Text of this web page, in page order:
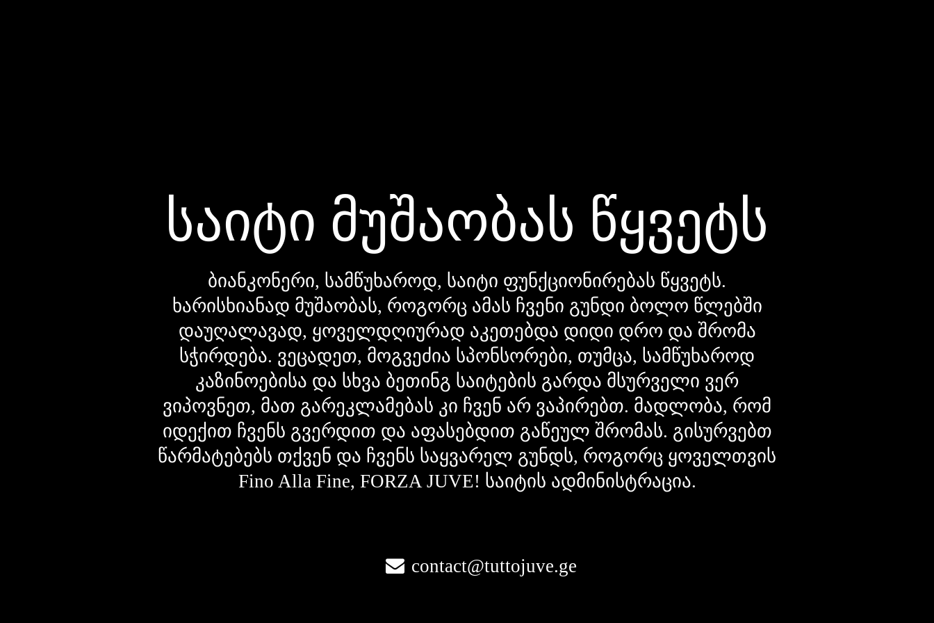
საიტი მუშაობას წყვეტს
ბიანკონერი, სამწუხაროდ, საიტი ფუნქციონირებას წყვეტს.
ხარისხიანად მუშაობას, როგორც ამას ჩვენი გუნდი ბოლო წლებში
დაუღალავად, ყოველდღიურად აკეთებდა დიდი დრო და შრომა
სჭირდება. ვეცადეთ, მოგვეძია სპონსორები, თუმცა, სამწუხაროდ
კაზინოებისა და სხვა ბეთინგ საიტების გარდა მსურველი ვერ
ვიპოვნეთ, მათ გარეკლამებას კი ჩვენ არ ვაპირებთ. მადლობა, რომ
იდექით ჩვენს გვერდით და აფასებდით გაწეულ შრომას. გისურვებთ
წარმატებებს თქვენ და ჩვენს საყვარელ გუნდს, როგორც ყოველთვის
Fino Alla Fine, FORZA JUVE! საიტის ადმინისტრაცია.
contact@tuttojuve.ge